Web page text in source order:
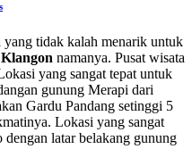
yang tidak kalah menarik untuk
namanya. Pusat wisata
yang sangat tepat untuk
gunung Merapi dari
Gardu Pandang setinggi 5
Lokasi yang sangat
latar belakang gunung